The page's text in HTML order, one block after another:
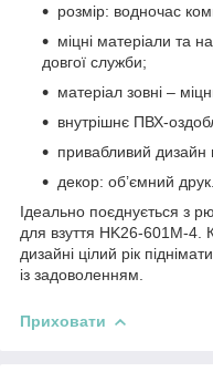
розмір: водночас
міцні матеріали та
довгої служби;
матеріал зовні –
внутрішнє ПВХ-
привабливий дизайн
декор: об’ємний друк.
Ідеально поєднується з
для взуття HK26-601M-4.
дизайні цілий рік
із задоволенням.
Приховати